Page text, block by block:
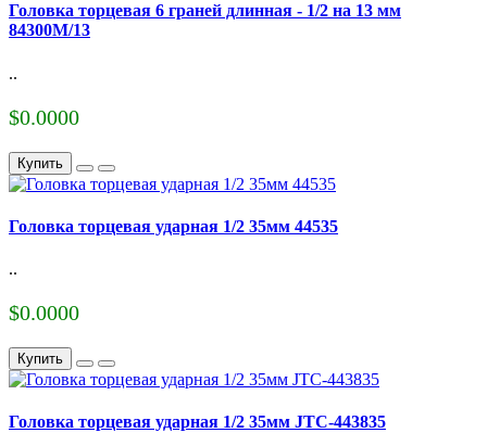
Головка торцевая 6 граней длинная - 1/2 на 13 мм
84300M/13
..
$0.0000
Купить
Головка торцевая ударная 1/2 35мм 44535
..
$0.0000
Купить
Головка торцевая ударная 1/2 35мм JTC-443835